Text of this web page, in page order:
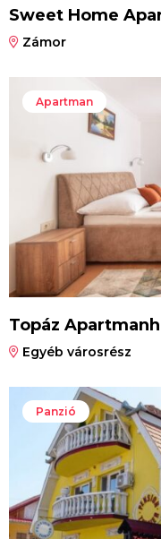
Sweet Home
Zámor
Apartman
Topáz
Egyéb városrész
Panzió